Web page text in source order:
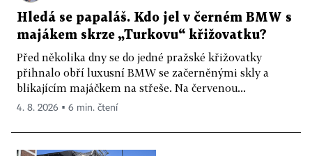
Hledá se papaláš. Kdo jel v černém BMW s
majákem skrze „Turkovu“ křižovatku?
Před několika dny se do jedné pražské křižovatky
přihnalo obří luxusní BMW se začerněnými skly a
blikajícím majáčkem na střeše. Na červenou...
4. 8. 2026 ▪ 6 min. čtení